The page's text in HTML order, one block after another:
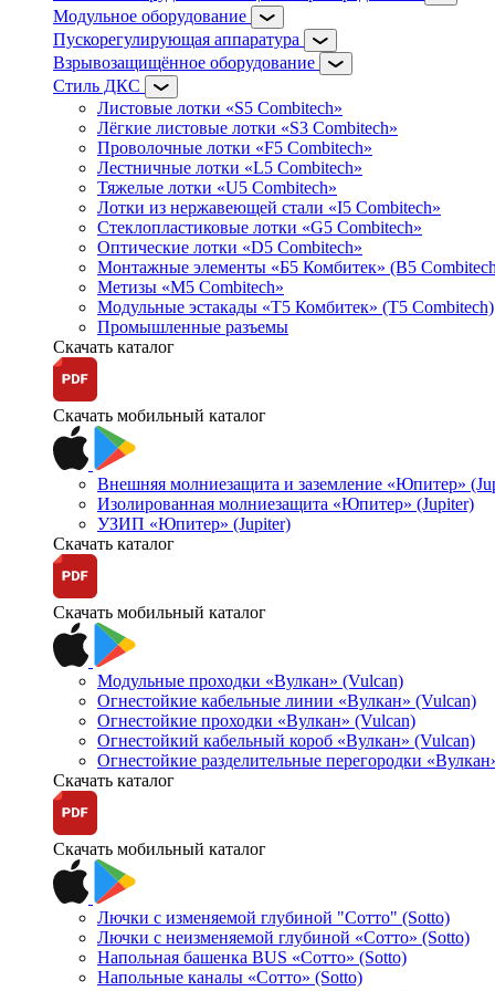
Модульное оборудование
Пускорегулирующая аппаратура
Взрывозащищённое оборудование
Стиль ДКС
Листовые лотки «S5 Combitech»
Лёгкие листовые лотки «S3 Combitech»
Проволочные лотки «F5 Combitech»
Лестничные лотки «L5 Combitech»
Тяжелые лотки «U5 Combitech»
Лотки из нержавеющей стали «I5 Combitech»
Стеклопластиковые лотки «G5 Combitech»
Оптические лотки «D5 Combitech»
Монтажные элементы «Б5 Комбитек» (B5
Метизы «M5 Combitech»
Модульные эстакады «Т5 Комбитек» (T5 Combitech)
Промышленные разъемы
Скачать каталог
Скачать мобильный каталог
Внешняя молниезащита и заземление «Юпитер»
Изолированная молниезащита «Юпитер» (Jupiter)
УЗИП «Юпитер» (Jupiter)
Скачать каталог
Скачать мобильный каталог
Модульные проходки «Вулкан» (Vulcan)
Огнестойкие кабельные линии «Вулкан» (Vulcan)
Огнестойкие проходки «Вулкан» (Vulcan)
Огнестойкий кабельный короб «Вулкан» (Vulcan)
Огнестойкие разделительные перегородки
Скачать каталог
Скачать мобильный каталог
Лючки с изменяемой глубиной "Сотто" (Sotto)
Лючки с неизменяемой глубиной «Сотто» (Sotto)
Напольная башенка BUS «Сотто» (Sotto)
Напольные каналы «Сотто» (Sotto)